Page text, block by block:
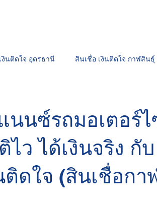
งินติดใจ อุดรธานี สินเชื่อ เงินติดใจ กาฬสินธุ์
ดใจ ร้อยเอ็ด
นนซ์รถมอเตอร์
ว ได้เงินจริง กั
ดใจ (สินเชื่อกา